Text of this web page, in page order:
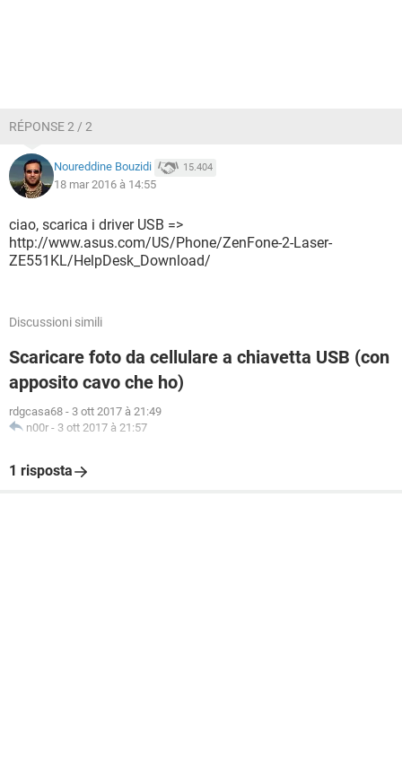
RÉPONSE 2 / 2
Noureddine Bouzidi 15.404
18 mar 2016 à 14:55
ciao, scarica i driver USB =>
http://www.asus.com/US/Phone/ZenFone-2-Laser-
ZE551KL/HelpDesk_Download/
Discussioni simili
Scaricare foto da cellulare a chiavetta USB (con
apposito cavo che ho)
rdgcasa68 - 3 ott 2017 à 21:49
n00r - 3 ott 2017 à 21:57
1 risposta